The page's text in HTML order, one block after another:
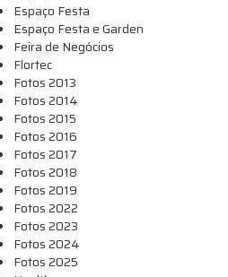
Espaço Festa
Espaço Festa e Garden
Feira de Negócios
Flortec
Fotos 2013
Fotos 2014
Fotos 2015
Fotos 2016
Fotos 2017
Fotos 2018
Fotos 2019
Fotos 2022
Fotos 2023
Fotos 2024
Fotos 2025